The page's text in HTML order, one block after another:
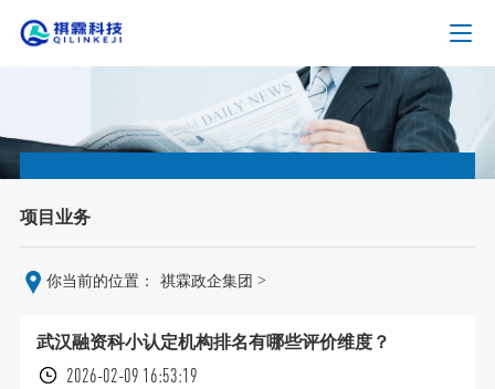
项目业务
你当前的位置： 祺霖政企集团 >
武汉融资科小认定机构排名有哪些评价维度？
2026-02-09 16:53:19